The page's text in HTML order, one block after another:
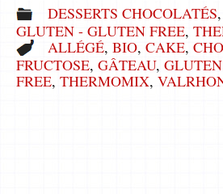
DESSERTS CHOCOLATÉS,
GLUTEN - GLUTEN FREE,
ALLÉGÉ, BIO, CAKE,
FRUCTOSE, GÂTEAU,
FREE, THERMOMIX,